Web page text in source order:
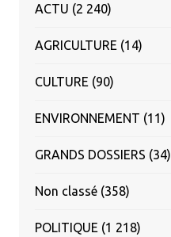
ACTU (2 240)
AGRICULTURE (14)
CULTURE (90)
ENVIRONNEMENT (11)
GRANDS DOSSIERS (34)
Non classé(358)
POLITIQUE (1 218)